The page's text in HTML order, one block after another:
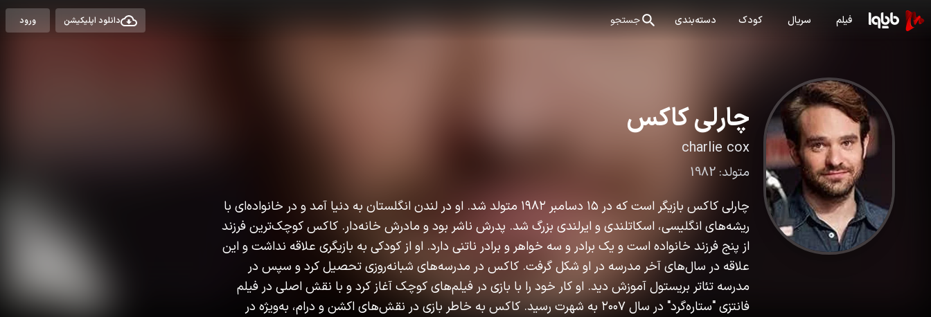
فیلم سریال کودک دسته‌بندی جستجو دانلود اپلیکیشن ورود
چارلی کاکس
charlie cox
متولد: 1982
چارلی کاکس بازیگر است که در ۱۵ دسامبر ۱۹۸۲ متولد شد. او در لندن انگلستان به دنیا آمد و در خانواده‌ای با
ریشه‌های انگلیسی، اسکاتلندی و ایرلندی بزرگ شد. پدرش ناشر بود و مادرش خانه‌دار. کاکس کوچک‌ترین فرزند
از پنج فرزند خانواده است و یک برادر و سه خواهر و برادر ناتنی دارد. او از کودکی به بازیگری علاقه نداشت و این
علاقه در سال‌های آخر مدرسه در او شکل گرفت. کاکس در مدرسه‌های شبانه‌روزی تحصیل کرد و سپس در
مدرسه تئاتر بریستول آموزش دید. او کار خود را با بازی در فیلم‌های کوچک آغاز کرد و با نقش اصلی در فیلم
فانتزی "ستاره‌گرد" در سال ۲۰۰۷ به شهرت رسید. کاکس به خاطر بازی در نقش‌های اکشن و درام، به‌ویژه در